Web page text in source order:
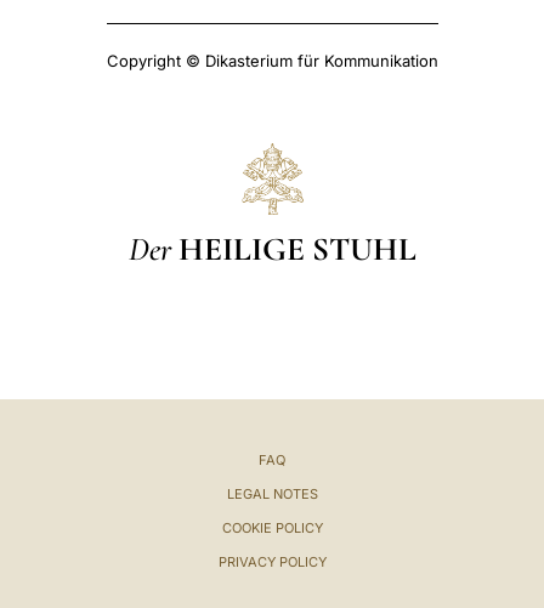
Copyright © Dikasterium für Kommunikation
Der HEILIGE STUHL
FAQ
LEGAL NOTES
COOKIE POLICY
PRIVACY POLICY